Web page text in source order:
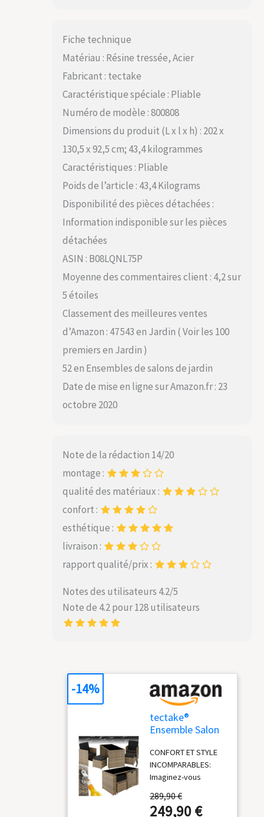
Fiche technique
Matériau : Résine tressée, Acier
Fabricant : tectake
Caractéristique spéciale : Pliable
Numéro de modèle : 800808
Dimensions du produit (L x l x h) : 202 x
130,5 x 92,5 cm; 43,4 kilogrammes
Caractéristiques : Pliable
Poids de l’article : 43,4 Kilograms
Disponibilité des pièces détachées :
Information indisponible sur les pièces
détachées
ASIN : B08LQNL75P
Moyenne des commentaires client : 4,2 sur
5 étoiles
Classement des meilleures ventes
d’Amazon : 47 543 en Jardin ( Voir les 100
premiers en Jardin )
52 en Ensembles de salons de jardin
Date de mise en ligne sur Amazon.fr : 23
octobre 2020
Note de la rédaction 14/20
montage :
qualité des matériaux :
confort :
esthétique :
livraison :
rapport qualité/prix :
Notes des utilisateurs 4.2/5
Note de 4.2 pour 128 utilisateurs
tectake®
Ensemble Salon
Exterieur 4
Places en Poly
Rotin 2 Fauteuil
Salon, 2
Tabouret Pouf
CONFORT ET STYLE
INCOMPARABLES:
Imaginez-vous
jardin avec notre
salon de jardin
289,90 €
249,90 €
-14%